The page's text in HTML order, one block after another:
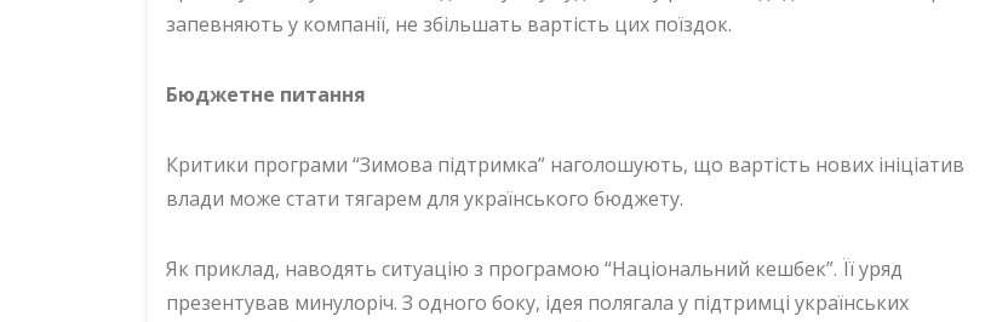
запевняють у компанії, не збільшать вартість цих поїздок.
Бюджетне питання
Критики програми “Зимова підтримка” наголошують, що вартість нових ініціатив
влади може стати тягарем для українського бюджету.
Як приклад, наводять ситуацію з програмою “Національний кешбек”. Її уряд
презентував минулоріч. З одного боку, ідея полягала у підтримці українських